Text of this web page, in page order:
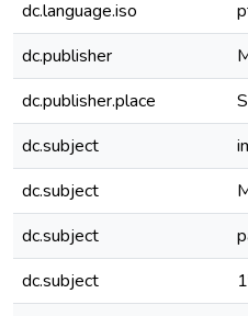
dc.language.iso
dc.publisher
dc.publisher.place
dc.subject
dc.subject
dc.subject
dc.subject